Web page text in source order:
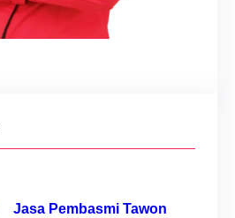
Jasa Pembasmi Tawon